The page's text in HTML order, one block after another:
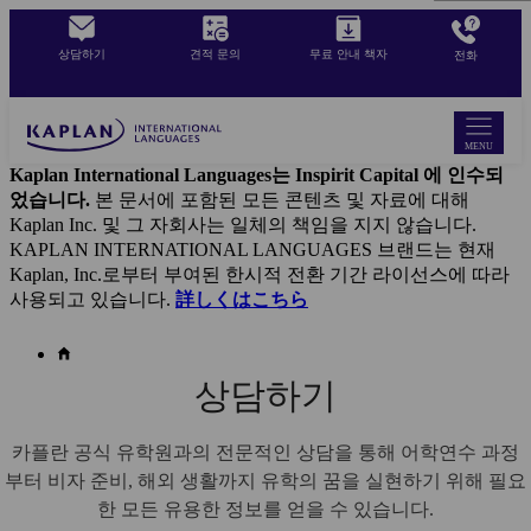
상담하기 견적 문의 무료 안내 책자 전화
MENU
Kaplan International Languages는 Inspirit Capital 에 인수되
었습니다. 본 문서에 포함된 모든 콘텐츠 및 자료에 대해
Kaplan Inc. 및 그 자회사는 일체의 책임을 지지 않습니다.
KAPLAN INTERNATIONAL LANGUAGES 브랜드는 현재
Kaplan, Inc.로부터 부여된 한시적 전환 기간 라이선스에 따라
사용되고 있습니다. 詳しくはこちら
상담하기
카플란 공식 유학원과의 전문적인 상담을 통해 어학연수 과정
부터 비자 준비, 해외 생활까지 유학의 꿈을 실현하기 위해 필요
한 모든 유용한 정보를 얻을 수 있습니다.